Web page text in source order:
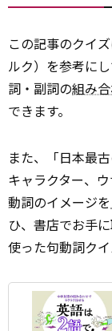
この記事のクイ
ルク）を参考に
詞・副詞の組み
できます。
また、「日本最
キャラクター、
動詞のイメージを
ひ、書店でお手
使った句動詞ク